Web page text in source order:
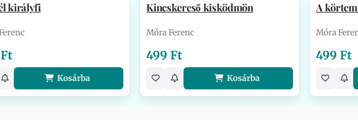
királyfi
Kosárba
Kincskereső kisködmön
Móra Ferenc
499 Ft
Kosárba
A
Móra
499 Ft